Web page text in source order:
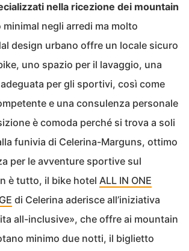
nella ricezione dei mountain
minimal negli arredi ma molto
design urbano offre un locale sicuro
uno spazio per il lavaggio, una
per gli sportivi, così come
e una consulenza personale
è comoda perché si trova a soli
funivia di Celerina-Marguns, ottimo
per le avventure sportive sul
è tutto, il bike hotel ALL IN ONE
di Celerina aderisce all’iniziativa
all-inclusive», che offre ai mountain
minimo due notti, il biglietto